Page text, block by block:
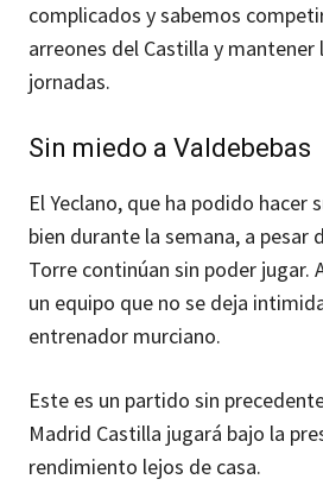
complicados y sabemos
arreones del Castilla y
jornadas.
Sin miedo a Valdebebas
El Yeclano, que ha podido
bien durante la semana, a
Torre continúan sin poder jugar.
un equipo que no se deja
entrenador murciano.
Este es un partido sin
Madrid Castilla jugará bajo la
rendimiento lejos de casa.